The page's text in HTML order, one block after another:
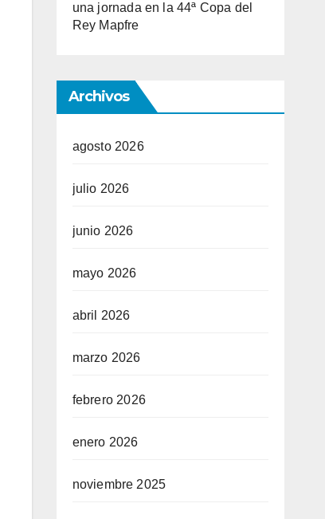
una jornada en la 44ª Copa del
Rey Mapfre
Archivos
agosto 2026
julio 2026
junio 2026
mayo 2026
abril 2026
marzo 2026
febrero 2026
enero 2026
noviembre 2025